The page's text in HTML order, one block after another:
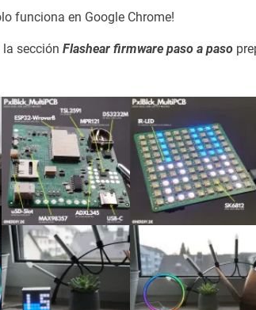
funciona en Google Chrome!
sección Flashear firmware paso a paso